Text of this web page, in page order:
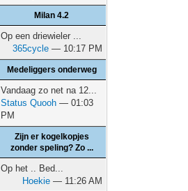
Milan 4.2
Op een driewieler ...
365cycle — 10:17 PM
Medeliggers onderweg
Vandaag zo net na 12...
Status Quooh — 01:03
PM
Zijn er kogelkopjes
zonder speling? Zo ...
Op het .. Bed...
Hoekie — 11:26 AM